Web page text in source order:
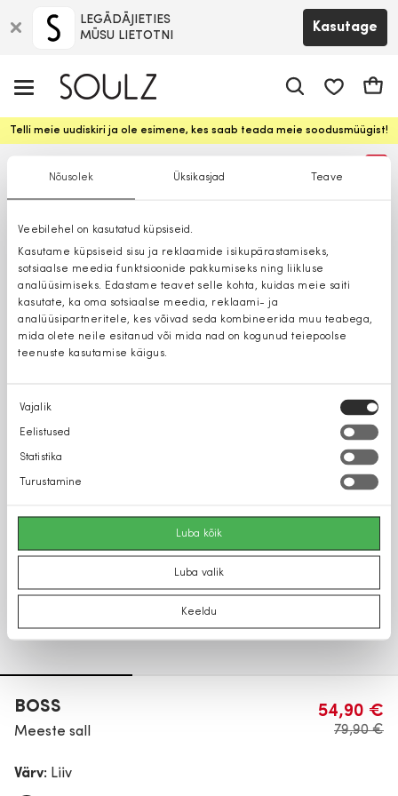
Nõusolek Üksikasjad Teave
Veebilehel on kasutatud küpsiseid.
Kasutame küpsiseid sisu ja reklaamide isikupärastamiseks,
sotsiaalse meedia funktsioonide pakkumiseks ning liikluse
analüüsimiseks. Edastame teavet selle kohta, kuidas meie saiti
kasutate, ka oma sotsiaalse meedia, reklaami- ja
analüüsipartneritele, kes võivad seda kombineerida muu teabega,
mida olete neile esitanud või mida nad on kogunud teiepoolse
teenuste kasutamise käigus.
Nõusoleku
valik
Vajalik
Eelistused
Statistika
Turustamine
Luba kõik
Luba valik
Keeldu
LEGĀDĀJIETIES
MŪSU LIETOTNI
Kasutage
Telli meie uudiskiri ja ole esimene, kes saab teada meie soodusmüügist!
BOSS
Meeste sall
54,90 €
79,90 €
Värv: Liiv